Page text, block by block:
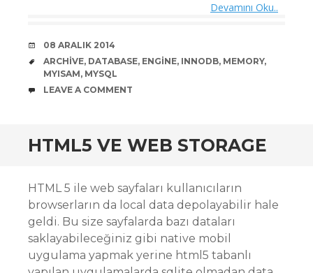
Devamını Oku..
DATE
08 ARALIK 2014
TAGS
ARCHIVE, DATABASE, ENGINE, INNODB, MEMORY,
MYISAM, MYSQL
COMMENTS
LEAVE A COMMENT
HTML5 VE WEB STORAGE
HTML 5 ile web sayfaları kullanıcıların
browserların da local data depolayabilir hale
geldi. Bu size sayfalarda bazı dataları
saklayabileceğiniz gibi native mobil
uygulama yapmak yerine html5 tabanlı